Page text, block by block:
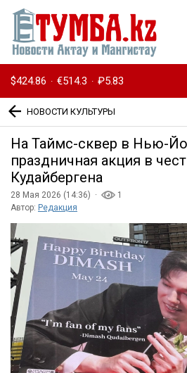
$424.86 · €514.3 · ₽5.83
НОВОСТИ КУЛЬТУРЫ
На Таймс-сквер в Нью-
праздничная акция в
Кудайбергена
28 Мая 2026 (14:36) ·
1
Автор: Редакция